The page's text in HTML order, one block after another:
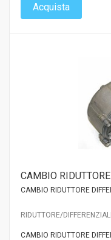
Acquista
CAMBIO
CAMBIO RIDUTTORE
RIDUTTORE/
CAMBIO RIDUTTORE